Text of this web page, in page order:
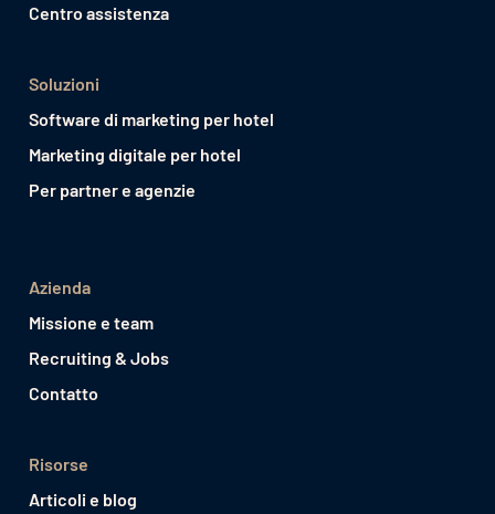
Centro assistenza
Soluzioni
Software di marketing per hotel
Marketing digitale per hotel
Per partner e agenzie
Azienda
Missione e team
Recruiting & Jobs
Contatto
Risorse
Articoli e blog